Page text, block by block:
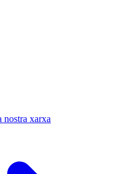
nostra xarxa